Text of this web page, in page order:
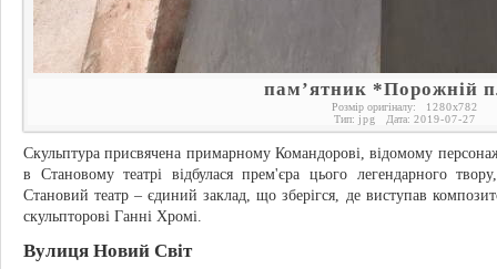
пам’ятник *Порожній
Розмір оригіналу: 1280x782
Тип: jpg Дата: 2019-07-27
Скульптура присвячена примарному Командорові, відомому
в Становому театрі відбулася прем'єра цього легендарного
Становий театр – єдиний заклад, що зберігся, де виступав
скульпторові Ганні Хромі.
Вулиця Новий Світ